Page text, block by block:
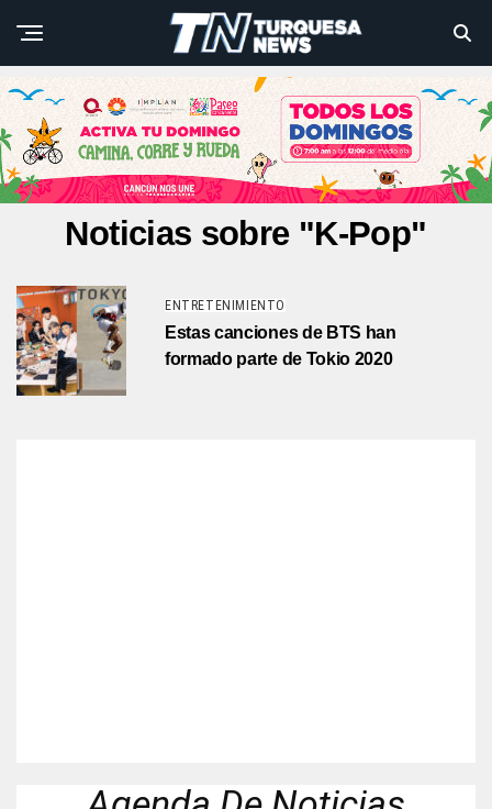
Noticias sobre "K-Pop"
ENTRETENIMIENTO
Estas canciones de BTS han
formado parte de Tokio 2020